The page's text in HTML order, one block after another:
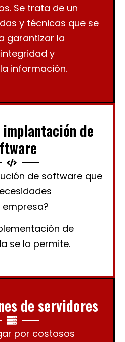
Se trata de un
y técnicas que se
garantizar la
y
información.
de
de software que
de
se lo permite.
de servidores
por costosos